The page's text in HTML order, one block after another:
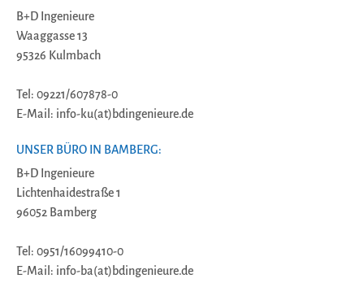
B+D Ingenieure
Waaggasse 13
95326 Kulmbach
Tel: 09221/607878-0
E-Mail: info-ku(at)bdingenieure.de
UNSER BÜRO IN BAMBERG:
B+D Ingenieure
Lichtenhaidestraße 1
96052 Bamberg
Tel: 0951/16099410-0
E-Mail: info-ba(at)bdingenieure.de